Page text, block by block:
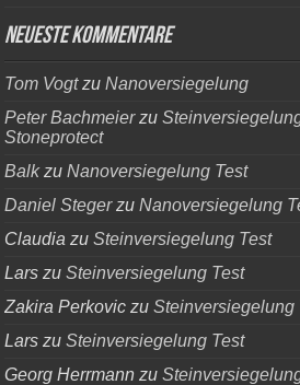
Neueste Kommentare
Tom VogtzuNanoversiegelung
Peter Bachmeierzu
Stoneprotect
BalkzuNanoversiegelung Test
Daniel StegerzuNanoversiegelung
Claudia zuSteinversiegelung Test
Lars zuSteinversiegelung Test
Zakira Perkovic zuSteinversiegelung
Lars zuSteinversiegelung Test
Georg Herrmann zu